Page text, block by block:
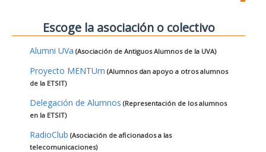
Escoge la asociación o colectivo
Alumni UVa (Asociación de Antiguos Alumnos de la UVA)
Proyecto MENTUm (Alumnos dan apoyo a otros alumnos
de la ETSIT)
Delegación de Alumnos (Representación de los alumnos
en la ETSIT)
RadioClub (Asociación de aficionados a las
telecomunicaciones)